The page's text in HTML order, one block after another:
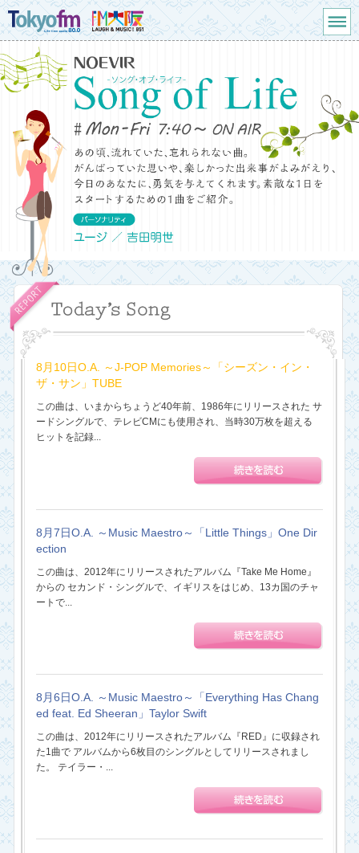
8月10日O.A. ～J-POP Memories～「シーズン・イン・
ザ・サン」TUBE
この曲は、いまからちょうど40年前、1986年にリリースされた サ
ードシングルで、テレビCMにも使用され、当時30万枚を超える
ヒットを記録...
8月7日O.A. ～Music Maestro～「Little Things」One Dir
ection
この曲は、2012年にリリースされたアルバム『Take Me Home』
からの セカンド・シングルで、イギリスをはじめ、13カ国のチャ
ートで...
8月6日O.A. ～Music Maestro～「Everything Has Chang
ed feat. Ed Sheeran」Taylor Swift
この曲は、2012年にリリースされたアルバム『RED』に収録され
た1曲で アルバムから6枚目のシングルとしてリリースされまし
た。 テイラー・...